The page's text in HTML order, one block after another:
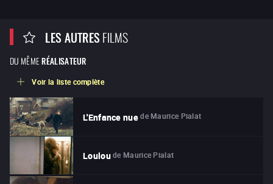
LES AUTRESFILMS
DU MÊME RÉALISATEUR
Voir la liste complète
L'Enfance nue de Maurice Pialat
Loulou de Maurice Pialat